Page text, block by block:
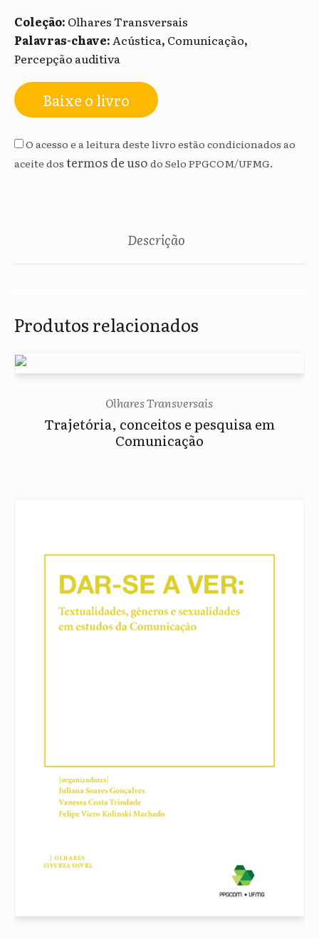
Coleção: Olhares Transversais
Palavras-chave: Acústica, Comunicação,
Percepção auditiva
Baixe o livro
O acesso e a leitura deste livro estão condicionados ao
aceite dos termos de uso do Selo PPGCOM/UFMG.
Descrição
Produtos relacionados
Olhares Transversais
Trajetória, conceitos e pesquisa em
Comunicação